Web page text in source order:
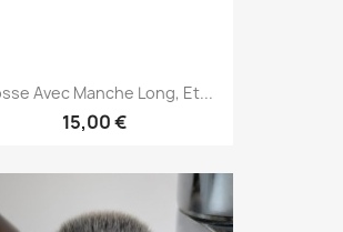
Avec Manche Long, Et...
15,00 €